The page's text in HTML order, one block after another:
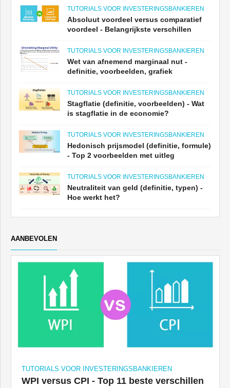
TUTORIALS VOOR INVESTERINGSBANKIEREN
Absoluut voordeel versus comparatief
voordeel - Belangrijkste verschillen
TUTORIALS VOOR INVESTERINGSBANKIEREN
Wet van afnemend marginaal nut -
definitie, voorbeelden, grafiek
TUTORIALS VOOR INVESTERINGSBANKIEREN
Stagflatie (definitie, voorbeelden) - Wat
is stagflatie in de economie?
TUTORIALS VOOR INVESTERINGSBANKIEREN
Hedonisch prijsmodel (definitie, formule)
- Top 2 voorbeelden met uitleg
TUTORIALS VOOR INVESTERINGSBANKIEREN
Neutraliteit van geld (definitie, typen) -
Hoe werkt het?
AANBEVOLEN
TUTORIALS VOOR INVESTERINGSBANKIEREN
WPI versus CPI - Top 11 beste verschillen